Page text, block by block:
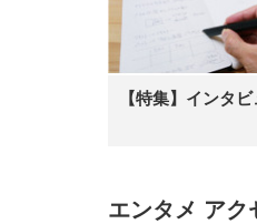
【特集】インタ
エンタメ アク